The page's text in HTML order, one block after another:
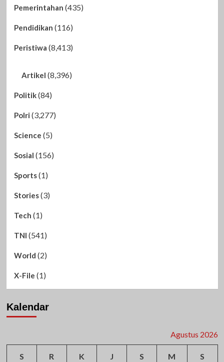
Pemerintahan (435)
Pendidikan (116)
Peristiwa (8,413)
Artikel (8,396)
Politik(84)
Polri (3,277)
Science (5)
Sosial (156)
Sports(1)
Stories(3)
Tech (1)
TNI (541)
World (2)
X-File (1)
Kalendar
Agustus 2026
S R K J S M S